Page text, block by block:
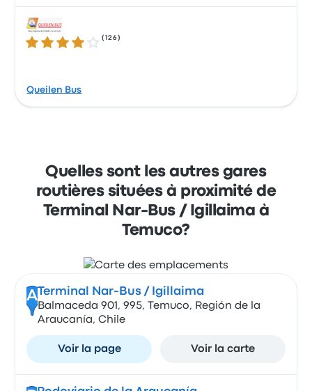
4.1 sur 5 étoiles (126 )
Queilen Bus
Quelles sont les autres gares
routières situées à proximité de
Terminal Nar-Bus / Igillaima à
Temuco?
A Terminal Nar-Bus / Igillaima
Balmaceda 901, 995, Temuco, Región de la
Araucanía, Chile
Voir la page Voir la carte